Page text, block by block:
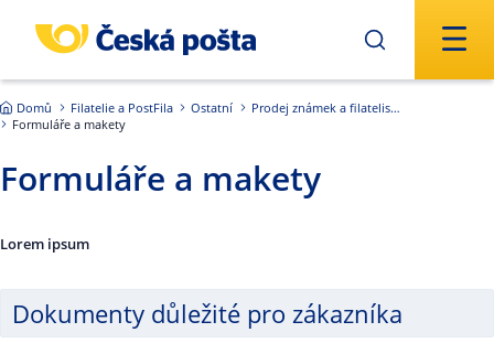
Domů Filatelie a PostFila Ostatní
Prodej známek a filatelistických produktů
Formuláře a makety
Formuláře a makety
Lorem ipsum
Dokumenty důležité pro zákazníka